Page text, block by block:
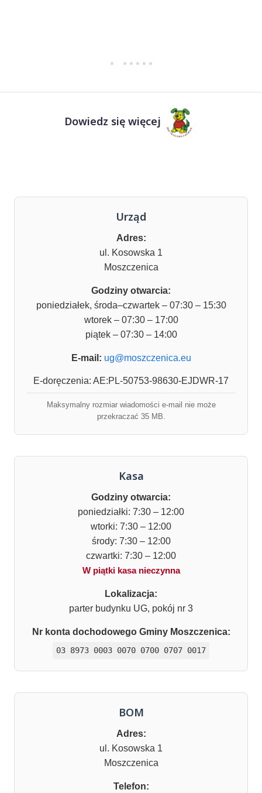
Dowiedz się więcej
Urząd
Adres:
ul. Kosowska 1
Moszczenica
Godziny otwarcia:
poniedziałek, środa–czwartek – 07:30 – 15:30
wtorek – 07:30 – 17:00
piątek – 07:30 – 14:00
E-mail: ug@moszczenica.eu
E-doręczenia: AE:PL-50753-98630-EJDWR-17
Maksymalny rozmiar wiadomości e-mail nie może
przekraczać 35 MB.
Kasa
Godziny otwarcia:
poniedziałki: 7:30 – 12:00
wtorki: 7:30 – 12:00
środy: 7:30 – 12:00
czwartki: 7:30 – 12:00
W piątki kasa nieczynna
Lokalizacja:
parter budynku UG, pokój nr 3
Nr konta dochodowego Gminy Moszczenica:
03 8973 0003 0070 0700 0707 0017
BOM
Adres:
ul. Kosowska 1
Moszczenica
Telefon: